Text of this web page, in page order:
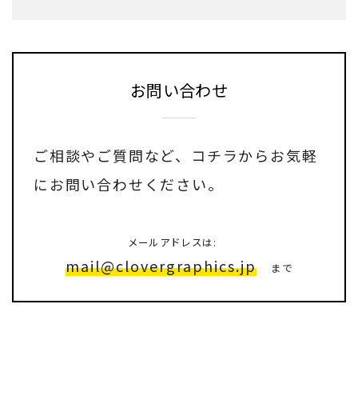
お問い合わせ
ご相談やご質問など、 コチラからお気軽
にお問い合わせください。
メールアドレスは:
mail@clovergraphics.jp まで